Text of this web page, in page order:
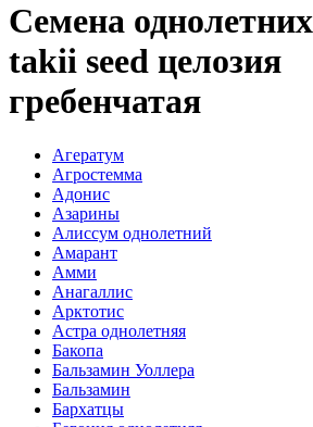
Семена
takii seed целозия
гребенчатая
Агератум
Агростемма
Адонис
Азарины
Алиссум однолетний
Амарант
Амми
Анагаллис
Арктотис
Астра однолетняя
Бакопа
Бальзамин Уоллера
Бальзамин
Бархатцы